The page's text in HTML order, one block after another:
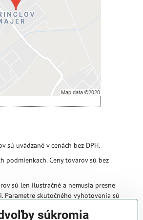
tentokrát
- súhlas s druhom
Funkčné
v novom okne
sú uvádzané v cenách bez DPH.
podmienkach. Ceny tovarov sú bez
sú len ilustračné a nemusia presne
Parametre skutočného vyhotovenia sú
súkromia